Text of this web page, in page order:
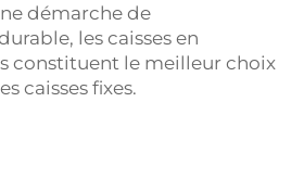
démarche de
les caisses en
constituent le meilleur choix
caisses fixes.